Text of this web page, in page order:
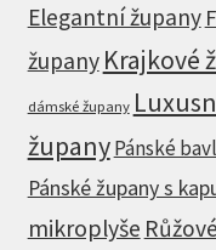
Elegantní župany
župany Krajkové
dámské župany
županyPánské
Pánské župany s
mikroplyše